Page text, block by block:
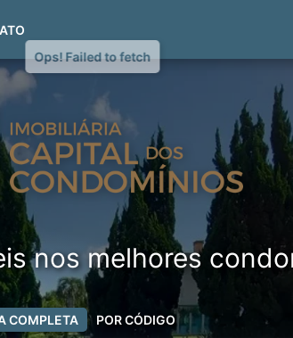
nos melhores
COMPLETA POR CÓDIGO